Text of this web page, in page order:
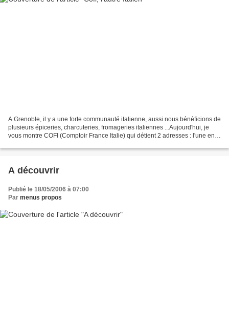
A Grenoble, il y a une forte communauté italienne, aussi nous bénéficions de
plusieurs épiceries, charcuteries, fromageries italiennes ...Aujourd'hui, je
vous montre COFI (Comptoir France Italie) qui détient 2 adresses : l'une en
A découvrir
Publié le 18/05/2006 à 07:00
Par menus propos